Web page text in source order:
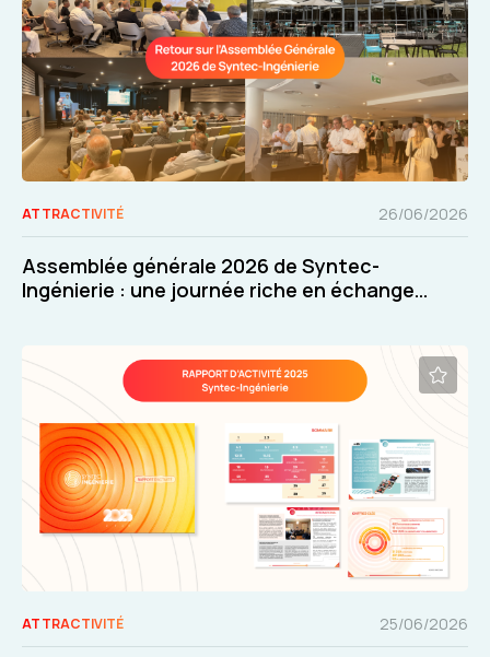
ATTRACTIVITÉ 26/06/2026
Assemblée générale 2026 de Syntec-
Ingénierie : une journée riche en échanges
ATTRACTIVITÉ 25/06/2026